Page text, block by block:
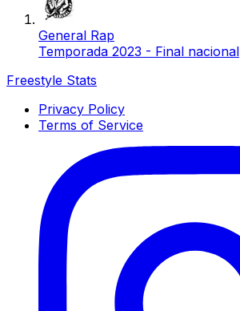
General Rap
Temporada 2023 - Final nacional
Freestyle Stats
Privacy Policy
Terms of Service